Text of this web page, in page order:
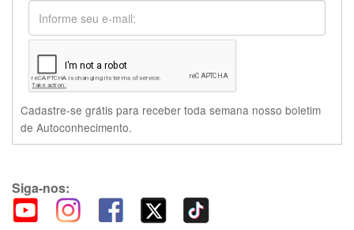
Cadastre-se grátis para receber toda semana nosso boletim
de Autoconhecimento.
Siga-nos: